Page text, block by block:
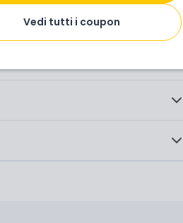
cambiare SIM fisica.
di Wi-Fi pubblici. Con Airalo, la
lavoro o puro
Vedi tutti i coupon